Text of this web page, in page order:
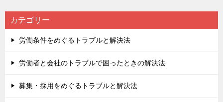
カテゴリー
労働条件をめぐるトラブルと解決法
労働者と会社のトラブルで困ったときの解決法
募集・採用をめぐるトラブルと解決法